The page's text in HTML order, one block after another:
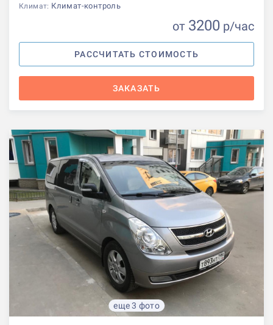
Климат: Климат-контроль
от 3200 р/час
РАССЧИТАТЬ СТОИМОСТЬ
ЗАКАЗАТЬ
еще 3 фото